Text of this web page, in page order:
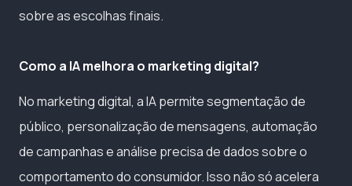
sobre as escolhas finais.
Como a IA melhora o marketing digital?
No marketing digital, a IA permite segmentação de
público, personalização de mensagens, automação
de campanhas e análise precisa de dados sobre o
comportamento do consumidor. Isso não só acelera